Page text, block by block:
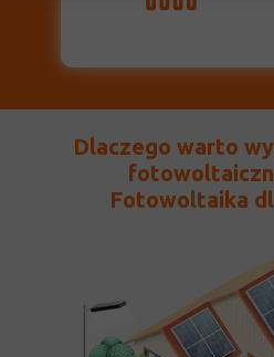
Dlaczego warto
Fotowoltaika